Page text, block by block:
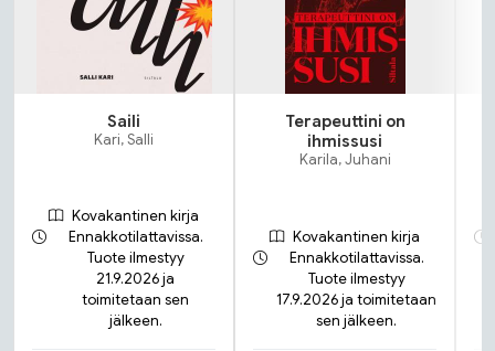
Saili
Kari, Salli
Kovakantinen kirja
Ennakkotilattavissa.
Tuote ilmestyy
21.9.2026 ja
toimitetaan sen
jälkeen.
Terapeuttini on
ihmissusi
Karila, Juhani
Kovakantinen kirja
Ennakkotilattavissa.
Tuote ilmestyy
17.9.2026 ja toimitetaan
sen jälkeen.